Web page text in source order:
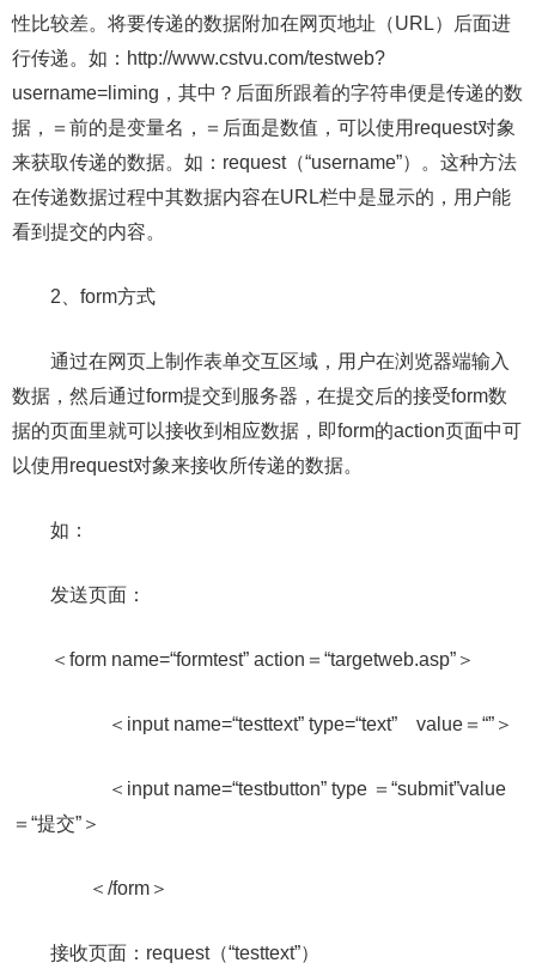
性比较差。将要传递的数据附加在网页地址（URL）后面进
行传递。如：http://www.cstvu.com/testweb?
username=liming，其中？后面所跟着的字符串便是传递的数
据，＝前的是变量名，＝后面是数值，可以使用request对象
来获取传递的数据。如：request（“username”）。这种方法
在传递数据过程中其数据内容在URL栏中是显示的，用户能
看到提交的内容。
2、form方式
通过在网页上制作表单交互区域，用户在浏览器端输入
数据，然后通过form提交到服务器，在提交后的接受form数
据的页面里就可以接收到相应数据，即form的action页面中可
以使用request对象来接收所传递的数据。
如：
发送页面：
＜form name=“formtest” action＝“targetweb.asp”＞
＜input name=“testtext” type=“text” value＝“”＞
＜input name=“testbutton” type ＝“submit”value
＝“提交”＞
＜/form＞
接收页面：request（“testtext”）